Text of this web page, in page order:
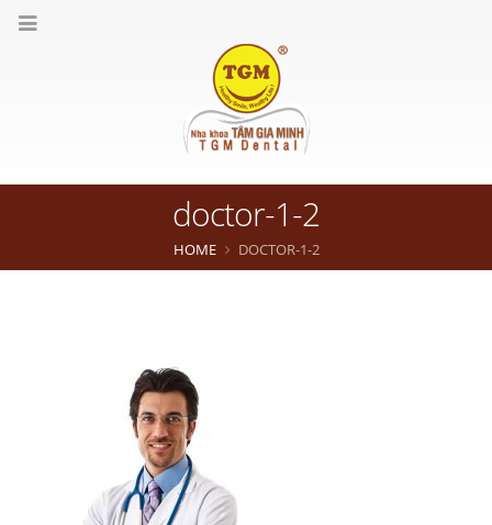
doctor-1-2
HOME DOCTOR-1-2